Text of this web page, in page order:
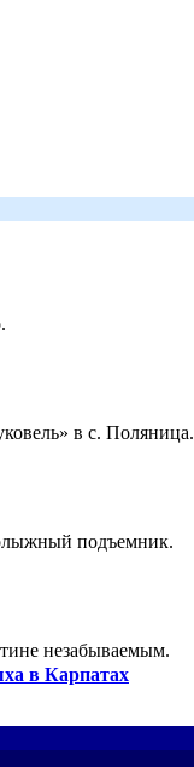
в с. Поляница.
подъемник.
незабываемым.
в Карпатах